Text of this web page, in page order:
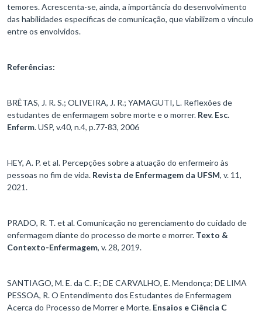
temores. Acrescenta-se, ainda, a importância do desenvolvimento
das habilidades específicas de comunicação, que viabilizem o vínculo
entre os envolvidos.
Referências:
BRÊTAS, J. R. S.; OLIVEIRA, J. R.; YAMAGUTI, L. Reflexões de
estudantes de enfermagem sobre morte e o morrer. Rev. Esc.
Enferm. USP, v.40, n.4, p.77-83, 2006
HEY, A. P. et al. Percepções sobre a atuação do enfermeiro às
pessoas no fim de vida. Revista de Enfermagem da UFSM, v. 11,
2021.
PRADO, R. T. et al. Comunicação no gerenciamento do cuidado de
enfermagem diante do processo de morte e morrer. Texto &
Contexto-Enfermagem, v. 28, 2019.
SANTIAGO, M. E. da C. F.; DE CARVALHO, E. Mendonça; DE LIMA
PESSOA, R. O Entendimento dos Estudantes de Enfermagem
Acerca do Processo de Morrer e Morte. Ensaios e Ciência C